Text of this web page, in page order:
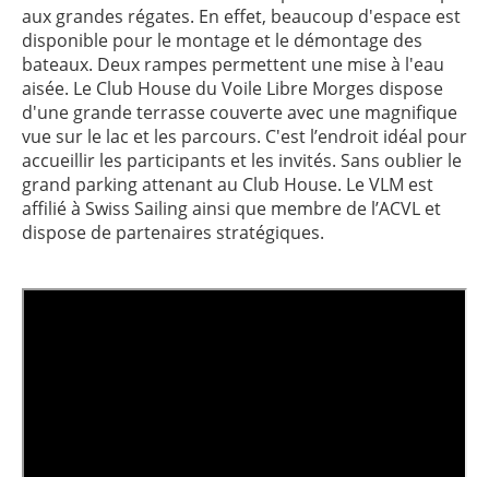
aux grandes régates. En effet, beaucoup d'espace est
disponible pour le montage et le démontage des
bateaux. Deux rampes permettent une mise à l'eau
aisée. Le Club House du Voile Libre Morges dispose
d'une grande terrasse couverte avec une magnifique
vue sur le lac et les parcours. C'est l’endroit idéal pour
accueillir les participants et les invités. Sans oublier le
grand parking attenant au Club House. Le VLM est
affilié à Swiss Sailing ainsi que membre de l’ACVL et
dispose de partenaires stratégiques.